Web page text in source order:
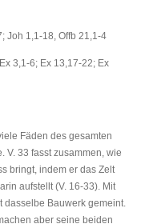
Joh 1,1-18, Offb 21,1-4
3,1-6; Ex 13,17-22; Ex
Fäden des gesamten
V. 33 fasst zusammen, wie
bringt, indem er das Zelt
aufstellt (V. 16-33). Mit
dasselbe Bauwerk gemeint.
aber seine beiden